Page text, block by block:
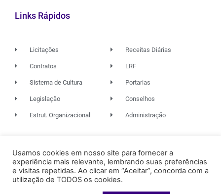
Links Rápidos
Licitações
Contratos
Sistema de Cultura
Legislação
Estrut. Organizacional
Receitas Diárias
LRF
Portarias
Conselhos
Administração
© 2026. TODOS OS DIREITOS RESERVADOS.
Usamos cookies em nosso site para fornecer a
experiência mais relevante, lembrando suas preferências
e visitas repetidas. Ao clicar em “Aceitar”, concorda com a
utilização de TODOS os cookies.